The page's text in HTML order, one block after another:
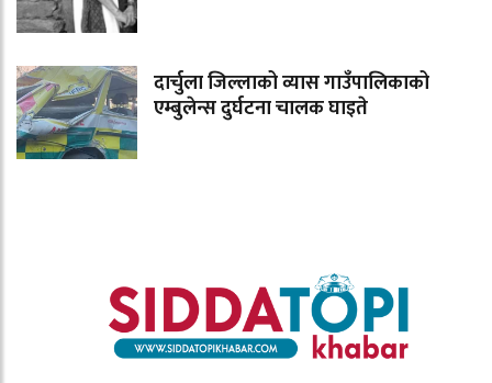
दार्चुला जिल्लाको व्यास गाउँपालिकाको
एम्बुलेन्स दुर्घटना चालक घाइते